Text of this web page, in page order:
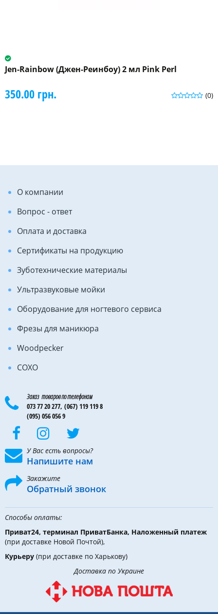
Jen-Rainbow (Джен-Реинбоу) 2 мл Pink Perl
(0)
350.00 грн.
О компании
Вопрос - ответ
Оплата и доставка
Сертификаты на продукцию
Зуботехнические материалы
Ультразвуковые мойки
Оборудование для ногтевого сервиса
Фрезы для маникюра
Woodpecker
COXO
Заказ товаров по телефонам
073 77 20 277, (067) 119 119 8
(095) 056 056 9
У Вас есть вопросы?
Напишите нам
Закажите
Обратный звонок
Способы оплаты:
Приват24, терминал ПриватБанка, Наложенный платеж
(при доставке Новой Почтой),
Курьеру (при доставке по Харькову)
Доставка по Украине